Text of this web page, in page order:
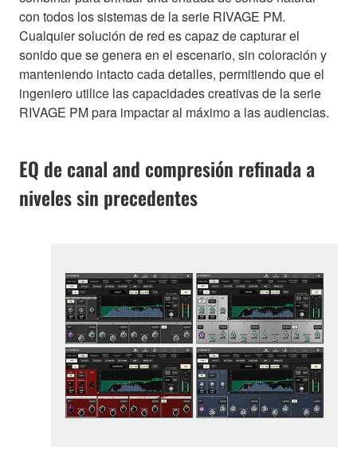
con todos los sistemas de la serie RIVAGE PM.
Cualquier solución de red es capaz de capturar el
sonido que se genera en el escenario, sin coloración y
manteniendo intacto cada detalles, permitiendo que el
ingeniero utilice las capacidades creativas de la serie
RIVAGE PM para impactar al máximo a las audiencias.
EQ de canal and compresión refinada a
niveles sin precedentes